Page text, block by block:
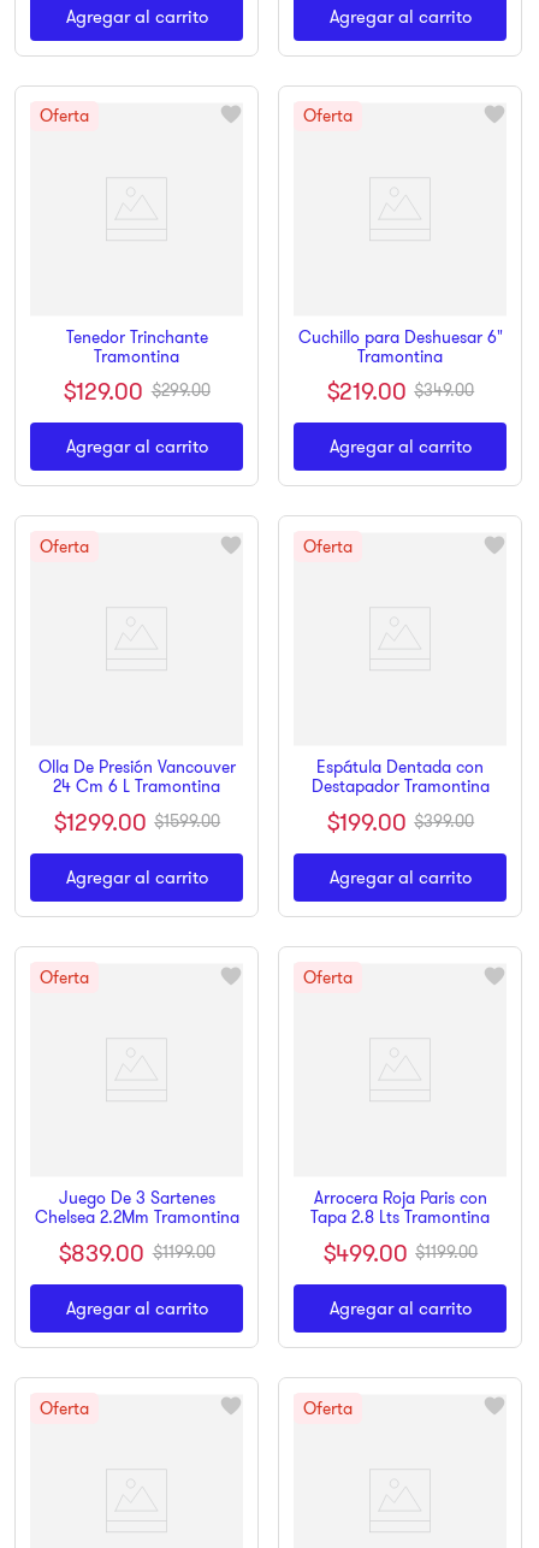
Agregar al carrito Agregar al carrito
Tenedor Trinchante
Tramontina
$129.00 $299.00
Agregar al carrito
Cuchillo para Deshuesar 6"
Tramontina
$219.00 $349.00
Agregar al carrito
Olla De Presión Vancouver
24 Cm 6 L Tramontina
$1299.00 $1599.00
Agregar al carrito
Espátula Dentada con
Destapador Tramontina
$199.00 $399.00
Agregar al carrito
Juego De 3 Sartenes
Chelsea 2.2Mm Tramontina
$839.00 $1199.00
Agregar al carrito
Arrocera Roja Paris con
Tapa 2.8 Lts Tramontina
$499.00 $1199.00
Agregar al carrito